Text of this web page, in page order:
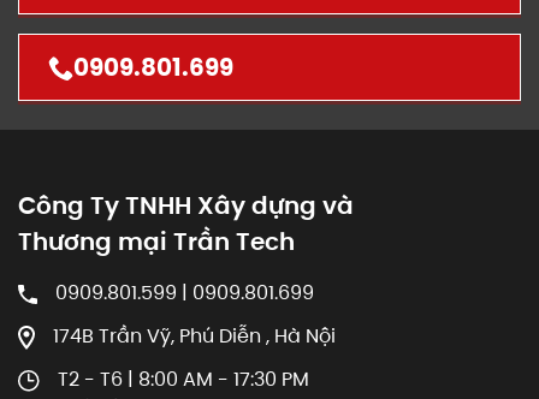
0909.801.699
Công Ty TNHH Xây dựng và
Thương mại Trần Tech
0909.801.599 | 0909.801.699
174B Trần Vỹ, Phú Diễn , Hà Nội
T2 - T6 | 8:00 AM - 17:30 PM